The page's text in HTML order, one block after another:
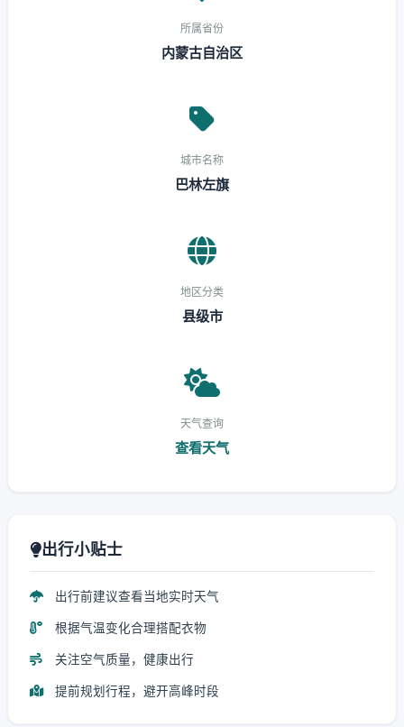
所属省份
内蒙古自治区
城市名称
巴林左旗
地区分类
县级市
天气查询
查看天气
出行小贴士
出行前建议查看当地实时天气
根据气温变化合理搭配衣物
关注空气质量，健康出行
提前规划行程，避开高峰时段